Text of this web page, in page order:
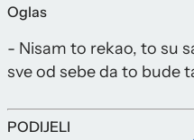
Oglas
- Nisam to rekao, to su
sve od sebe da to bude
PODIJELI